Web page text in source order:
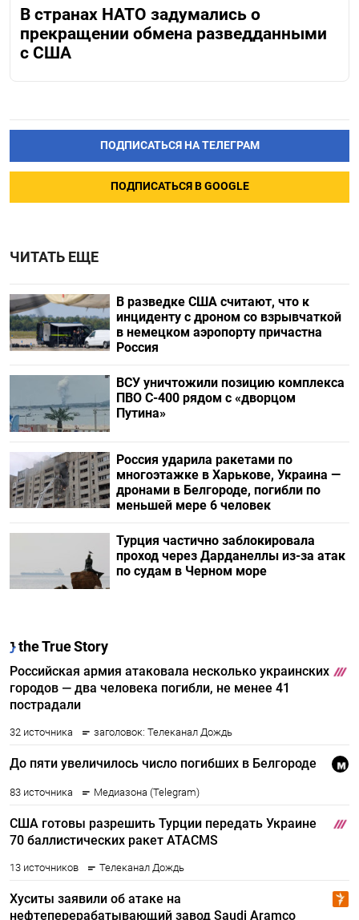
В странах НАТО задумались о
прекращении обмена разведданными
с США
ПОДПИСАТЬСЯ НА ТЕЛЕГРАМ
ПОДПИСАТЬСЯ В GOOGLE
ЧИТАТЬ ЕЩЕ
В разведке США считают, что к
инциденту с дроном со взрывчаткой
в немецком аэропорту причастна
Россия
ВСУ уничтожили позицию комплекса
ПВО С-400 рядом с «дворцом
Путина»
Россия ударила ракетами по
многоэтажке в Харькове, Украина —
дронами в Белгороде, погибли по
меньшей мере 6 человек
Турция частично заблокировала
проход через Дарданеллы из-за атак
по судам в Черном море